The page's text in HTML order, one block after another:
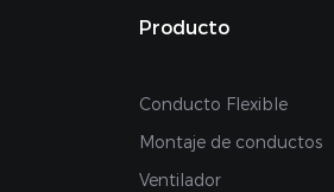
Producto
Conducto Flexible
Montaje de conductos
Ventilador